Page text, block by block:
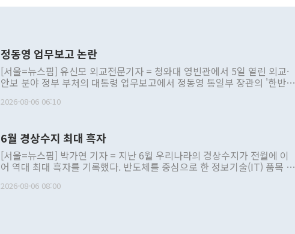
정동영 업무보고 논란
[서울=뉴스핌] 유신모 외교전문기자 = 청와대 영빈관에서 5일 열린 외교·
안보 분야 정부 부처의 대통령 업무보고에서 정동영 통일부 장관의 '한반도
발언 중에는 정부 내 조율을 거치지 않은 사안을 정책으로 추진하겠다고 공
주의적 희망에 근거한 비현실적 구상'이라는 비판을 내놨다. 그동안 정 장
관의 대북 정책 관련 발언이 물의를 빚은 적은 여러 번 있지만 대통령과 유
관 부처 장관이 공개적으로 부정적 입장을 표명한 것은 이례적이다. 정 장
관의 무리한 대북 접근법과 월권을 제어해야 한다는 목소리도 높아지고 있
다. [정동영 통일부 장관이 지난달 23일 오후 서울 종로구 정부서울청사에
2026-08-06 06:10
6월 경상수지 최대 흑자
[서울=뉴스핌] 박가연 기자 = 지난 6월 우리나라의 경상수지가 전월에 이
어 역대 최대 흑자를 기록했다. 반도체를 중심으로 한 정보기술(IT) 품목 수
료=한국은행] 한국은행이 6일 발표한 '2026년 6월 국제수지(잠정)'에 따르
2026-08-06 08:00